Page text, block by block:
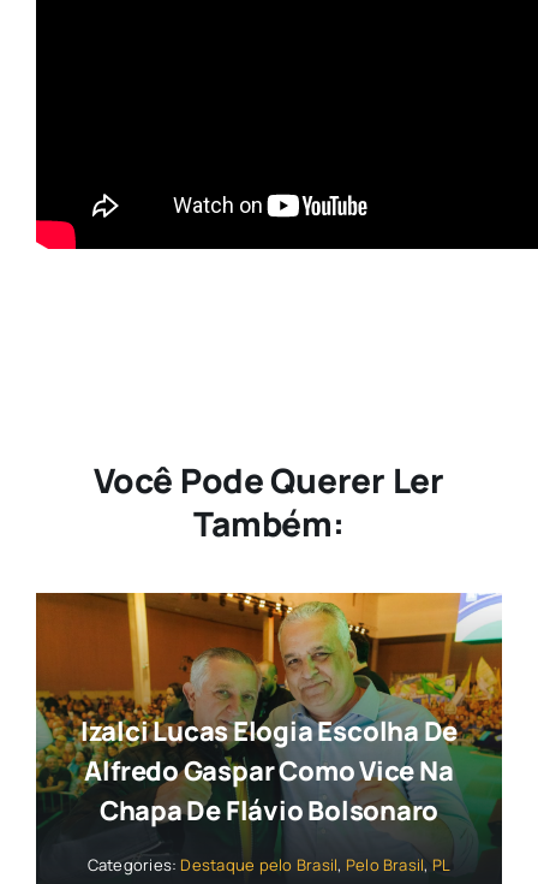
Você Pode Querer Ler
Também:
Izalci Lucas Elogia Escolha De
Alfredo Gaspar Como Vice Na
Chapa De Flávio Bolsonaro
Categories: Destaque pelo Brasil, Pelo Brasil, PL